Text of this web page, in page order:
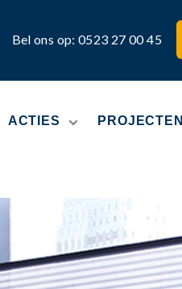
Bel ons op: 0523 27 00 45
ACTIES PROJECTEN